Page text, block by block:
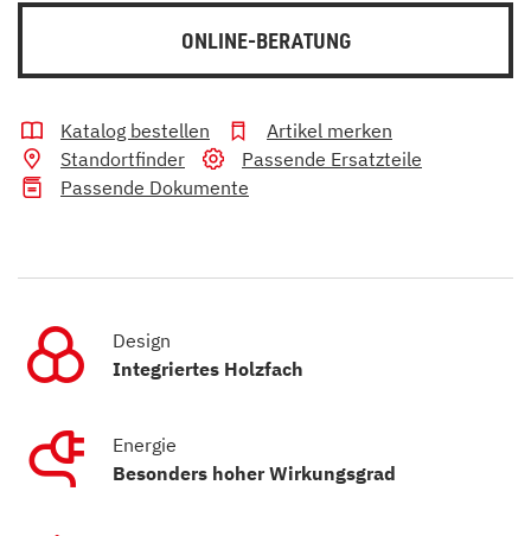
ONLINE-BERATUNG
Katalog bestellen
Artikel merken
Standortfinder
Passende Ersatzteile
Passende Dokumente
Design
Integriertes Holzfach
Energie
Besonders hoher Wirkungsgrad